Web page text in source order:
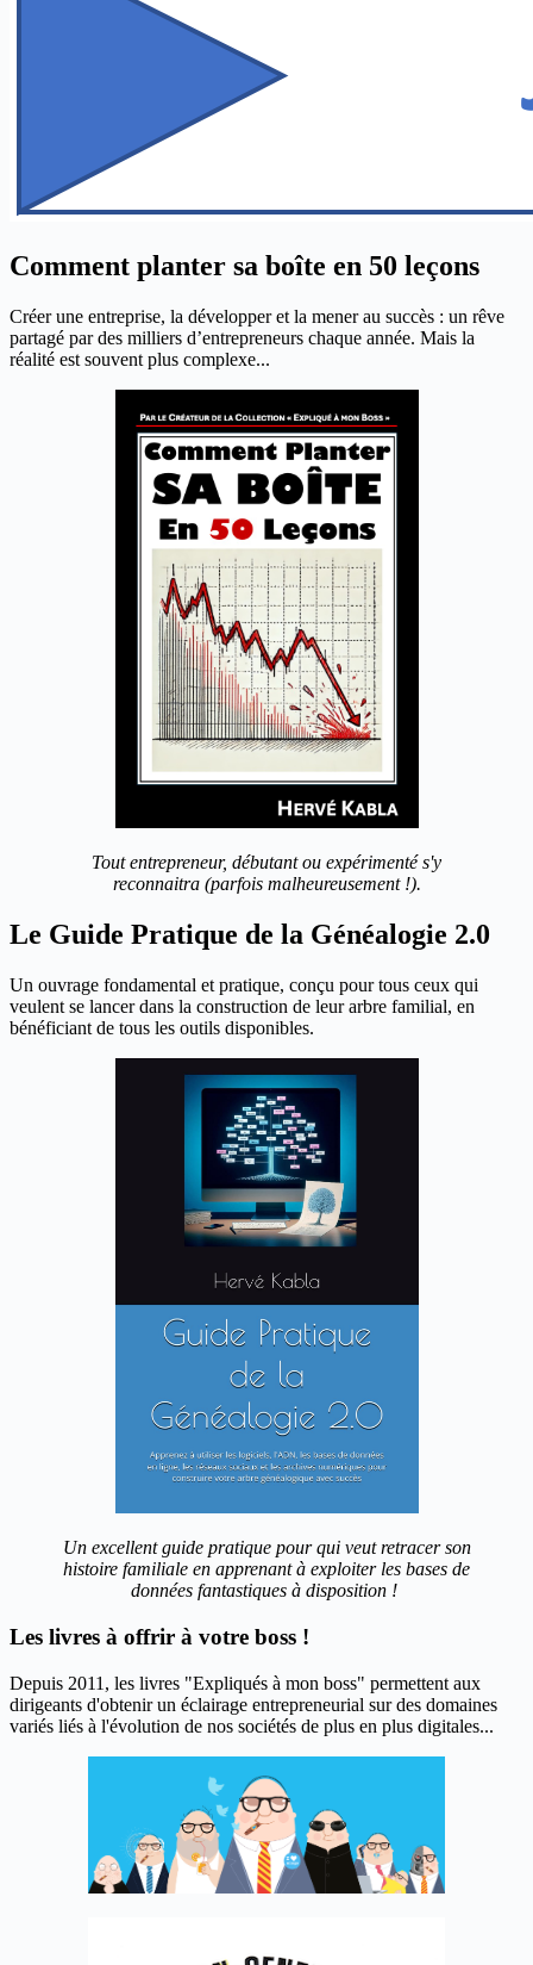
Comment planter sa boîte en 50 leçons
Créer une entreprise, la développer et la mener au succès : un rêve
partagé par des milliers d’entrepreneurs chaque année. Mais la
réalité est souvent plus complexe...
Tout entrepreneur, débutant ou expérimenté s'y
reconnaitra (parfois malheureusement !).
Le Guide Pratique de la Généalogie 2.0
Un ouvrage fondamental et pratique, conçu pour tous ceux qui
veulent se lancer dans la construction de leur arbre familial, en
bénéficiant de tous les outils disponibles.
Un excellent guide pratique pour qui veut retracer son
histoire familiale en apprenant à exploiter les bases de
données fantastiques à disposition !
Les livres à offrir à votre boss !
Depuis 2011, les livres "Expliqués à mon boss" permettent aux
dirigeants d'obtenir un éclairage entrepreneurial sur des domaines
variés liés à l'évolution de nos sociétés de plus en plus digitales...